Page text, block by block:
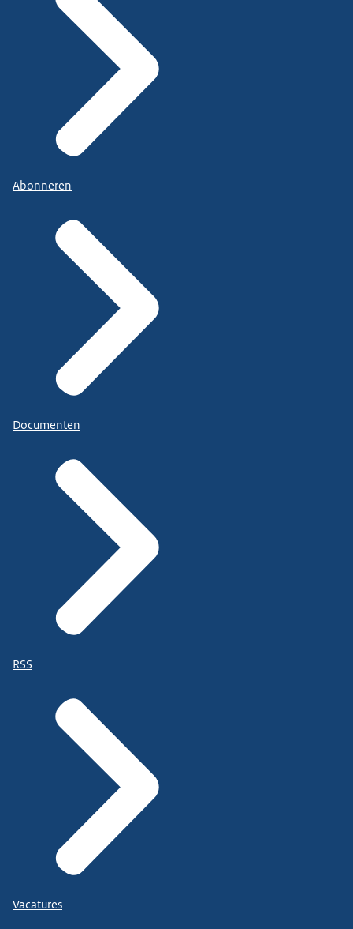
Abonneren
Documenten
RSS
Vacatures